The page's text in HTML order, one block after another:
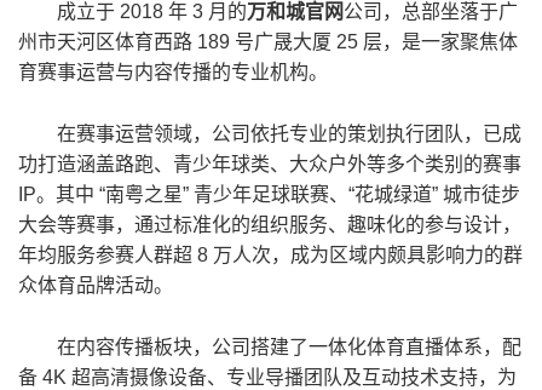
成立于 2018 年 3 月的万和城官网公司，总部坐落于广
州市天河区体育西路 189 号广晟大厦 25 层，是一家聚焦体
育赛事运营与内容传播的专业机构。
在赛事运营领域，公司依托专业的策划执行团队，已成
功打造涵盖路跑、青少年球类、大众户外等多个类别的赛事
IP。其中 “南粤之星” 青少年足球联赛、“花城绿道” 城市徒步
大会等赛事，通过标准化的组织服务、趣味化的参与设计，
年均服务参赛人群超 8 万人次，成为区域内颇具影响力的群
众体育品牌活动。
在内容传播板块，公司搭建了一体化体育直播体系，配
备 4K 超高清摄像设备、专业导播团队及互动技术支持，为